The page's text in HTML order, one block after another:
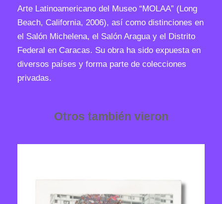
Arte Latinoamericano del Museo “MOLAA” (Long
Beach, California, 2006), así como distinciones en
el Salón Michelena, el Salón Aragua y el Distrito
Federal en Caracas. Su obra ha sido expuesta en
diversos países y forma parte de colecciones
privadas.
Otros también vieron